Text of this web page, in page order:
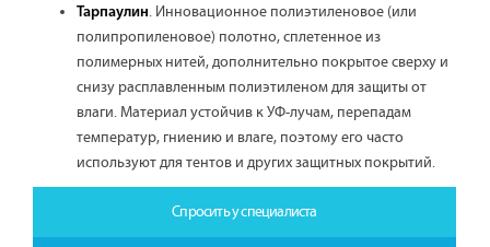
Тарпаулин. Инновационное полиэтиленовое (или
полипропиленовое) полотно, сплетенное из
полимерных нитей, дополнительно покрытое сверху и
снизу расплавленным полиэтиленом для защиты от
влаги. Материал устойчив к УФ-лучам, перепадам
температур, гниению и влаге, поэтому его часто
используют для тентов и других защитных покрытий.
Спросить у специалиста